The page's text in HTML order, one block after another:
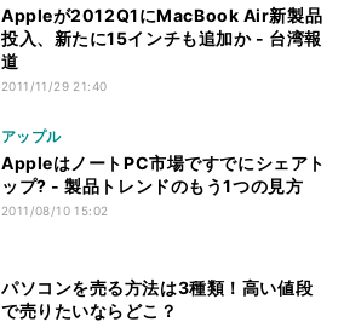
Appleが2012Q1にMacBook Air新製品
投入、新たに15インチも追加か - 台湾報
道
2011/11/29 21:40
アップル
AppleはノートPC市場ですでにシェアト
ップ? - 製品トレンドのもう1つの見方
2011/08/10 15:02
パソコンを売る方法は3種類！高い値段
で売りたいならどこ？